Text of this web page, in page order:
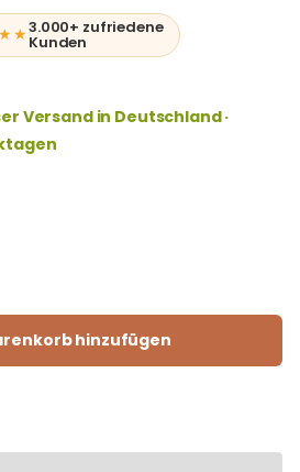
3.000+ zufriedene
Kunden
Versand in Deutschland ·
hinzufügen